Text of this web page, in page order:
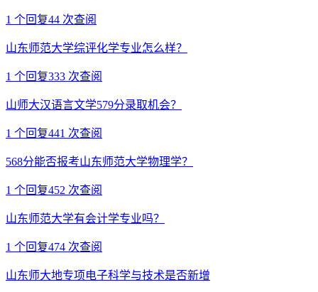
1 个回复44 次查阅
山东师范大学综评化学专业怎么样？
1 个回复333 次查阅
山师大汉语言文学579分录取机会？
1 个回复441 次查阅
568分能否报考山东师范大学物理学？
1 个回复452 次查阅
山东师范大学有会计学专业吗？
1 个回复474 次查阅
山东师大地专项电子科学与技术是否新增